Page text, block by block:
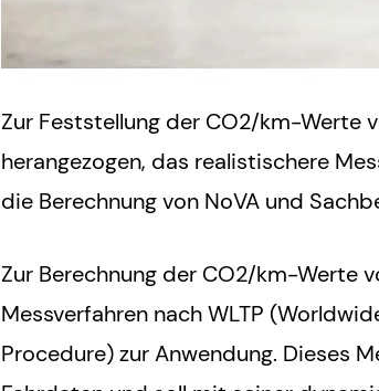
Zur Feststellung der CO2/km-Werte
herangezogen, das realistischere
die Berechnung von NoVA und
Zur Berechnung der CO2/km-Werte
Messverfahren nach WLTP
Procedure) zur Anwendung. Dieses